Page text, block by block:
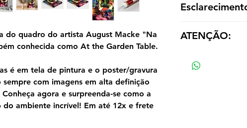
do quadro do artista August Macke "Na
conhecida como At the Garden Table.
é em tela de pintura e o poster/gravura
com imagens em alta definição
agora e surpreenda-se como a
ambiente incrível! Em até 12x e frete
dentro de um tubo
ATENÇÃO:
tamanho e material